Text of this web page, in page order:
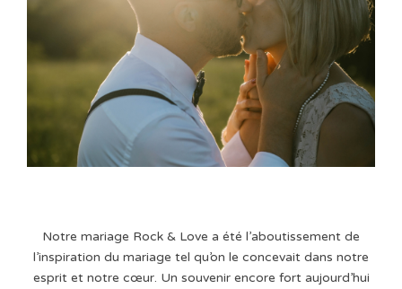
Notre mariage Rock & Love a été l’aboutissement de
l’inspiration du mariage tel qu’on le concevait dans notre
esprit et notre cœur. Un souvenir encore fort aujourd’hui